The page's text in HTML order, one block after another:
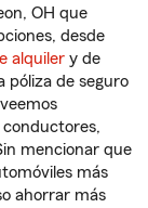
OH que
desde
alquiler y de
póliza de seguro
mencionar que
más
ahorrar más